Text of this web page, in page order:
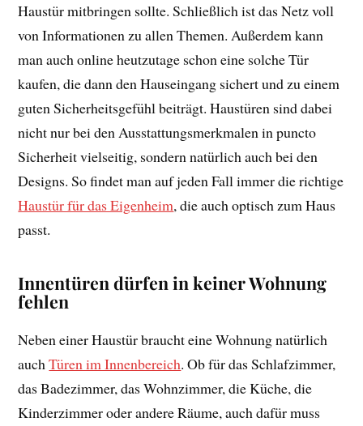
Haustür mitbringen sollte. Schließlich ist das Netz voll
von Informationen zu allen Themen. Außerdem kann
man auch online heutzutage schon eine solche Tür
kaufen, die dann den Hauseingang sichert und zu einem
guten Sicherheitsgefühl beiträgt. Haustüren sind dabei
nicht nur bei den Ausstattungsmerkmalen in puncto
Sicherheit vielseitig, sondern natürlich auch bei den
Designs. So findet man auf jeden Fall immer die richtige
Haustür für das Eigenheim, die auch optisch zum Haus
passt.
Innentüren dürfen in keiner Wohnung
fehlen
Neben einer Haustür braucht eine Wohnung natürlich
auchTüren im Innenbereich. Ob für das Schlafzimmer,
das Badezimmer, das Wohnzimmer, die Küche, die
Kinderzimmer oder andere Räume, auch dafür muss